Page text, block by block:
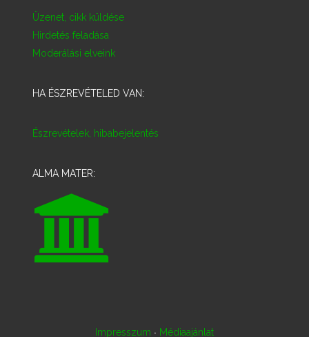
Üzenet, cikk küldése
Hirdetés feladása
Moderálási elveink
HA ÉSZREVÉTELED VAN:
Észrevételek, hibabejelentés
ALMA MATER:
Impresszum · Médiaajánlat